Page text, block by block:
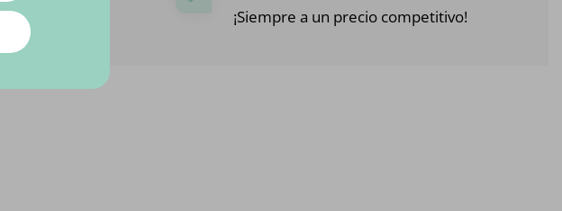
de ayudarte! ¡Siempre a un precio competitivo!